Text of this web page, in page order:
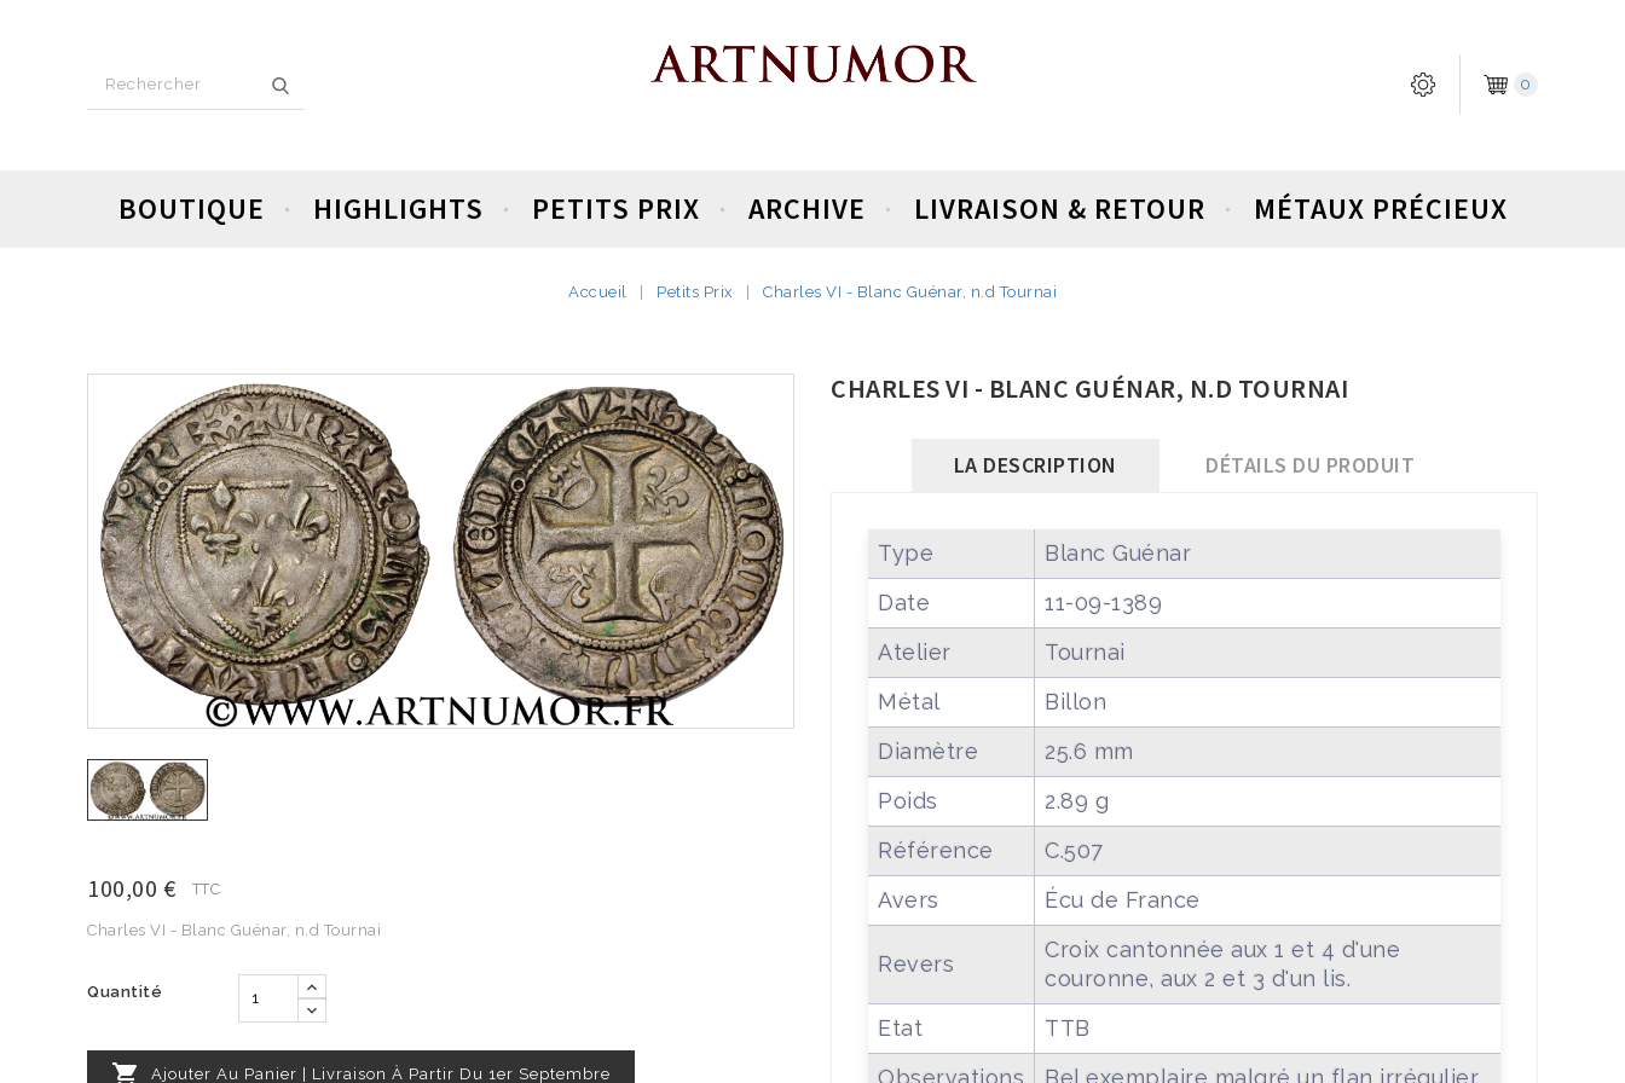
0
BOUTIQUE HIGHLIGHTS PETITS PRIX ARCHIVE LIVRAISON & RETOUR MÉTAUX PRÉCIEUX
Accueil Petits Prix Charles VI - Blanc Guénar, n.d Tournai
100,00 € TTC
Charles VI - Blanc Guénar, n.d Tournai
Quantité
 Ajouter Au Panier | Livraison À Partir Du 1er Septembre
CHARLES VI - BLANC GUÉNAR, N.D TOURNAI
LA DESCRIPTION DÉTAILS DU PRODUIT
Type
Blanc Guénar
Date
11-09-1389
Atelier
Tournai
Métal
Billon
Diamètre
25.6 mm
Poids
2.89 g
Référence
C.507
Avers
Écu de France
Revers
Croix cantonnée aux 1 et 4 d'une
couronne, aux 2 et 3 d'un lis.
Etat
TTB
Observations
Bel exemplaire malgré un flan irrégulier.